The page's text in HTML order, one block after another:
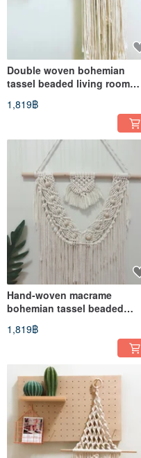
Double woven bohemian
tassel beaded living room
bedroom decoration hanging
wall hanging tapestry
1,819฿
Hand-woven macrame
bohemian tassel beaded
living room bedroom
decoration pendant wall
1,819฿